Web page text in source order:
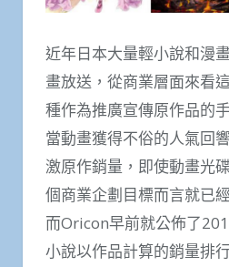
近年日本大量輕小說和漫
畫放送，從商業層面來看
種作為推廣宣傳原作品的
當動畫獲得不俗的人氣回
激原作銷量，即使動畫光
個商業企劃目標而言就已
而Oricon早前就公佈了
小說以作品計算的銷量排